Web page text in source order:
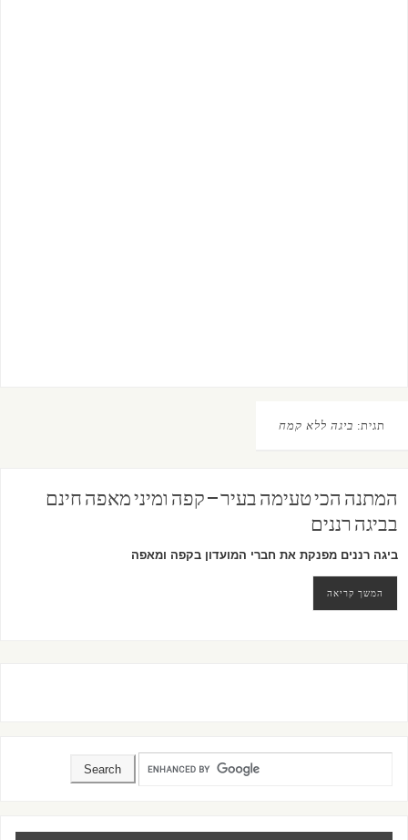
תגית: ביגה ללא קמח
המתנה הכי טעימה בעיר – קפה ומיני מאפה חינם
בביגה רננים
ביגה רננים מפנקת את חברי המועדון בקפה ומאפה
המשך קריאה